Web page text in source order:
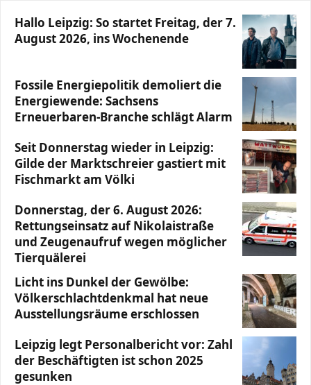
Hallo Leipzig: So startet Freitag, der 7.
August 2026, ins Wochenende
Fossile Energiepolitik demoliert die
Energiewende: Sachsens
Erneuerbaren-Branche schlägt Alarm
Seit Donnerstag wieder in Leipzig:
Gilde der Marktschreier gastiert mit
Fischmarkt am Völki
Donnerstag, der 6. August 2026:
Rettungseinsatz auf Nikolaistraße
und Zeugenaufruf wegen möglicher
Tierquälerei
Licht ins Dunkel der Gewölbe:
Völkerschlachtdenkmal hat neue
Ausstellungsräume erschlossen
Leipzig legt Personalbericht vor: Zahl
der Beschäftigten ist schon 2025
gesunken